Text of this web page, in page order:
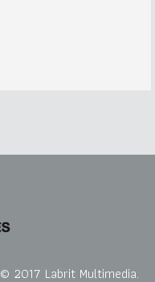
© 2017 Labrit Multimedia.